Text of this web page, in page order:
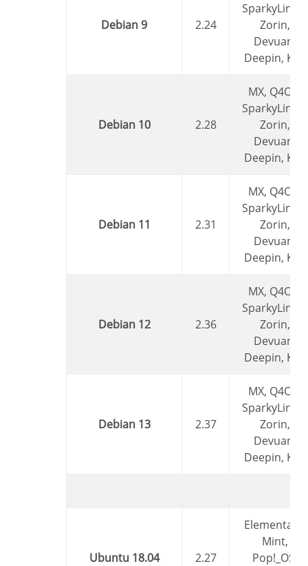
Debian 9 2.24
SparkyLinux,
Zorin,
Devuan,
Deepin, Kali
Debian 10 2.28
MX, Q4OS,
SparkyLinux,
Zorin,
Devuan,
Deepin, Kali
Debian 11 2.31
MX, Q4OS,
SparkyLinux,
Zorin,
Devuan,
Deepin, Kali
Debian 12 2.36
MX, Q4OS,
SparkyLinux,
Zorin,
Devuan,
Deepin, Kali
Debian 13 2.37
MX, Q4OS,
SparkyLinux,
Zorin,
Devuan,
Deepin, Kali
Ubuntu 18.04 2.27
Elementary,
Mint,
Pop!_OS,